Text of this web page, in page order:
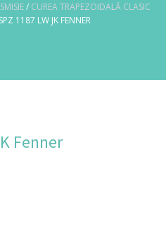
/ CUREA TRAPEZOIDALĂ CLASIC
1187 LW JK FENNER
Fenner